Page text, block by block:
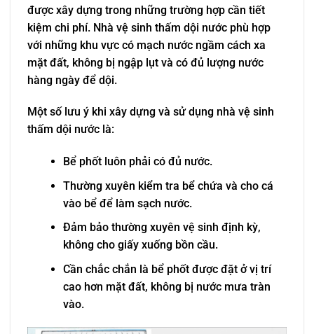
được xây dựng trong những trường hợp cần tiết
kiệm chi phí. Nhà vệ sinh thấm dội nước phù hợp
với những khu vực có mạch nước ngầm cách xa
mặt đất, không bị ngập lụt và có đủ lượng nước
hàng ngày để dội.
Một số lưu ý khi xây dựng và sử dụng nhà vệ sinh
thấm dội nước là:
Bể phốt luôn phải có đủ nước.
Thường xuyên kiểm tra bể chứa và cho cá
vào bể để làm sạch nước.
Đảm bảo thường xuyên vệ sinh định kỳ,
không cho giấy xuống bồn cầu.
Cần chắc chắn là bể phốt được đặt ở vị trí
cao hơn mặt đất, không bị nước mưa tràn
vào.